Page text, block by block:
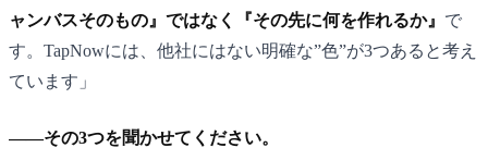
ャンバスそのもの』ではなく『その先に何を作れるか』 で
す。TapNowには、他社にはない明確な”色”が3つあると考え
ています」
——その3つを聞かせてください。